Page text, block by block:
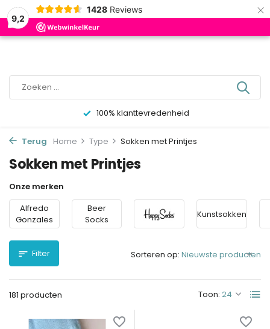
9,2
1428 Reviews ×
0
1-3 dagen levertijd
Terug Home Type Sokken met Printjes
Sokken met Printjes
Onze merken
Alfredo
Gonzales
Beer
Socks
Kunstsokken
Filter
181 producten Toon:
Sorteren op: